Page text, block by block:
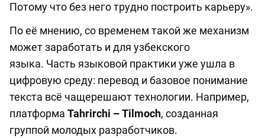
Потому что без него трудно построить карьеру».
По её мнению, со временем такой же механизм
может заработать и для узбекского
языка. Часть языковой практики уже ушла в
цифровую среду: перевод и базовое понимание
текста всё чащерешают технологии. Например,
платформа Tahrirchi –Tilmoch, созданная
группой молодых разработчиков.